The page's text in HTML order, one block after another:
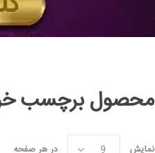
محصول برچسب
نمایش در هر صفحه